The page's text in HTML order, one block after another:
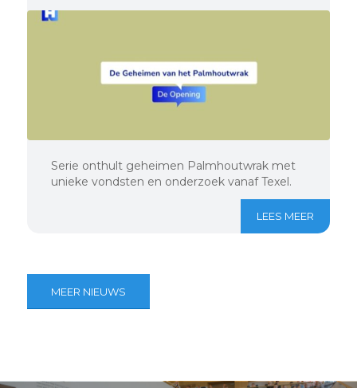
Serie onthult geheimen Palmhoutwrak met
unieke vondsten en onderzoek vanaf Texel.
LEES MEER
MEER NIEUWS